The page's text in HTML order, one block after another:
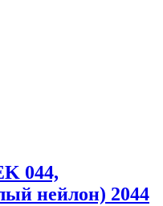
044,
нейлон) 2044